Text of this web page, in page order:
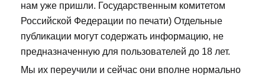
нам уже пришли. Государственным комитетом
Российской Федерации по печати) Отдельные
публикации могут содержать информацию, не
предназначенную для пользователей до 18 лет.
Мы их переучили и сейчас они вполне нормально